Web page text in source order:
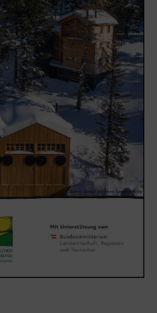
gesetzt. Diese
Google Analytics
selbst.